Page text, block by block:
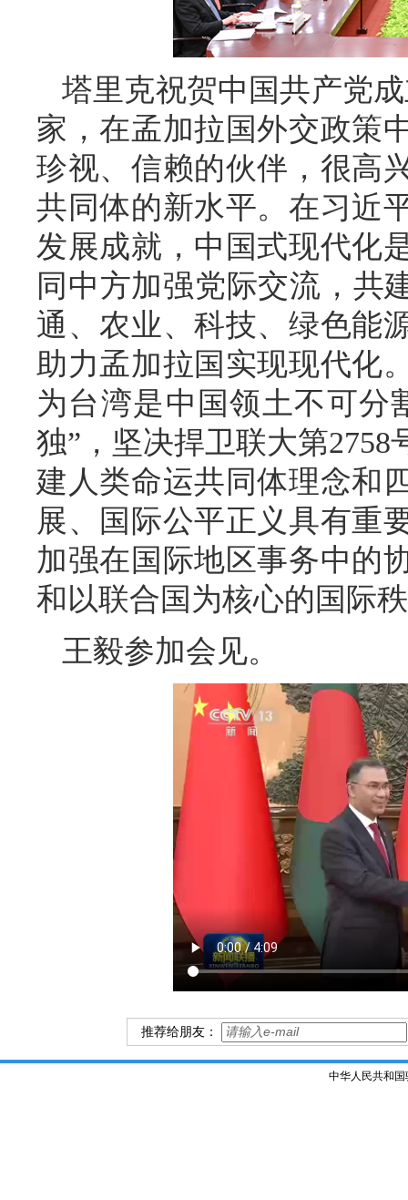
塔里克祝贺中国共产党
家，在孟加拉国外交政策
珍视、信赖的伙伴，很高
共同体的新水平。在习近
发展成就，中国式现代化
同中方加强党际交流，共
通、农业、科技、绿色能
助力孟加拉国实现现代化
为台湾是中国领土不可分
独”，坚决捍卫联大第
建人类命运共同体理念和
展、国际公平正义具有重
加强在国际地区事务中的
和以联合国为核心的国际
王毅参加会见。
推荐给朋友：
中华人民共和